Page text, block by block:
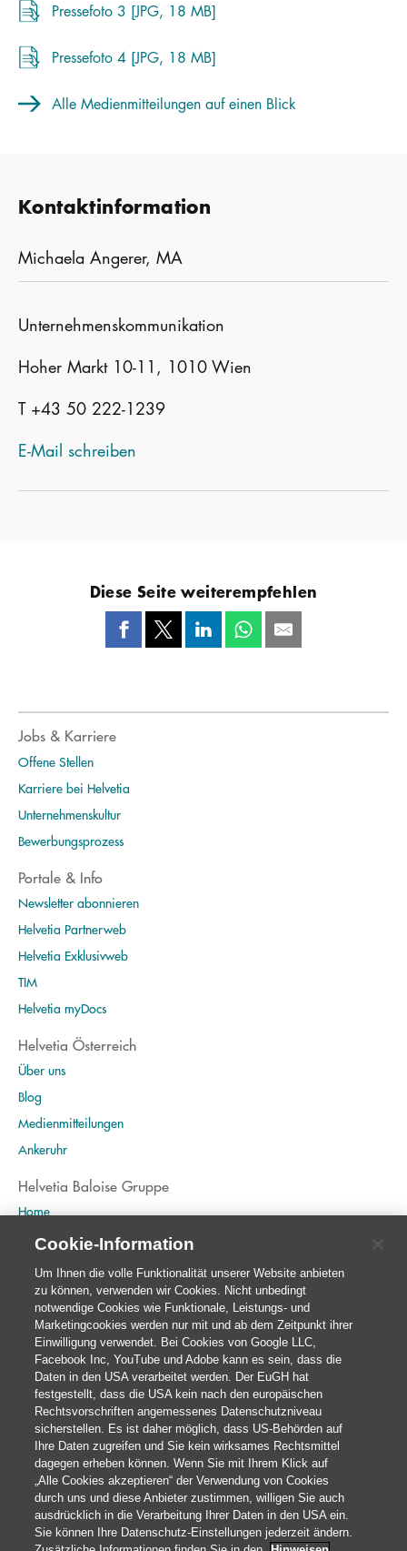
Pressefoto 3 [JPG, 18 MB]
Pressefoto 4 [JPG, 18 MB]
Alle Medienmitteilungen auf einen Blick
Kontaktinformation
Michaela Angerer, MA
Unternehmenskommunikation
Hoher Markt 10-11, 1010 Wien
T +43 50 222-1239
E-Mail schreiben
Diese Seite weiterempfehlen
Jobs & Karriere
Offene Stellen
Karriere bei Helvetia
Unternehmenskultur
Bewerbungsprozess
Portale & Info
Newsletter abonnieren
Helvetia Partnerweb
Helvetia Exklusivweb
TIM
Helvetia myDocs
Helvetia Österreich
Über uns
Blog
Medienmitteilungen
Ankeruhr
Helvetia Baloise Gruppe
Home
Publikationen
Nachhaltigkeit
© 2026 Helvetia Versicherungen AG
Hoher Markt 10-11
1010 Wien
+43 50 222-1000
Cookie-Information
Um Ihnen die volle Funktionalität unserer Website anbieten
zu können, verwenden wir Cookies. Nicht unbedingt
notwendige Cookies wie Funktionale, Leistungs- und
Marketingcookies werden nur mit und ab dem Zeitpunkt ihrer
Einwilligung verwendet. Bei Cookies von Google LLC,
Facebook Inc, YouTube und Adobe kann es sein, dass die
Daten in den USA verarbeitet werden. Der EuGH hat
festgestellt, dass die USA kein nach den europäischen
Rechtsvorschriften angemessenes Datenschutzniveau
sicherstellen. Es ist daher möglich, dass US-Behörden auf
Ihre Daten zugreifen und Sie kein wirksames Rechtsmittel
dagegen erheben können. Wenn Sie mit Ihrem Klick auf
„Alle Cookies akzeptieren“ der Verwendung von Cookies
durch uns und diese Anbieter zustimmen, willigen Sie auch
ausdrücklich in die Verarbeitung Ihrer Daten in den USA ein.
Sie können Ihre Datenschutz-Einstellungen jederzeit ändern.